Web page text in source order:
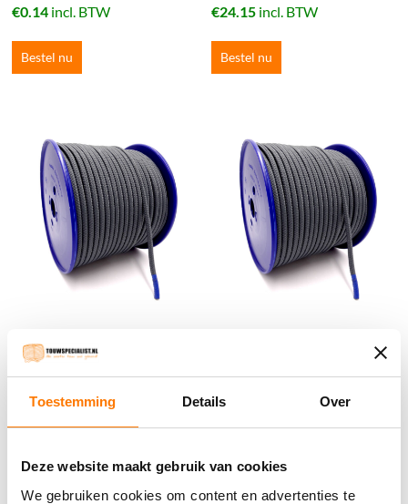
Toestemming Details Over
Deze website maakt gebruik van cookies
We gebruiken cookies om content en advertenties te
€0.14 incl. BTW
Bestel nu
€24.15 incl. BTW
Bestel nu
€17.85